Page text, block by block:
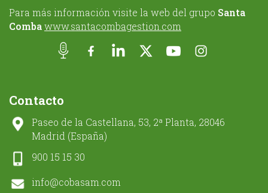
Para más información visite la web del grupo Santa
Combawww.santacombagestion.com
Contacto
Paseo de la Castellana, 53, 2ª Planta, 28046
Madrid (España)
900 15 15 30
info@cobasam.com